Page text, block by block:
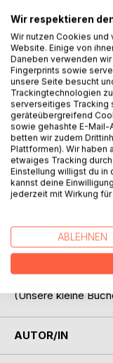
Wieder eine skurrile
(Planet Awards):
Eine Rockabilly-
Brautauto und ein
Schulfreunde, ein
zwielichtige
Die Hochzeit des
Brunhilde verläuft
lustiger ... oder um
sagen:
»Ihr habt alle ein
Hochgenuss.«
»Rockabilly
(Unsere kleine
AUTOR/IN
Wir respektieren
Wir nutzen Cookies
Website. Einige von
Daneben verwenden
Fingerprints sowie
unsere Seite besucht
Trackingtechnologien
serverseitiges Tracking
geräteübergreifend
sowie gehashte E-Mail-
betten wir zudem
Plattformen). Wir haben
etwaiges Tracking
Einstellung willigst du in
kannst deine
jederzeit mit Wirkung
ABLEHNEN